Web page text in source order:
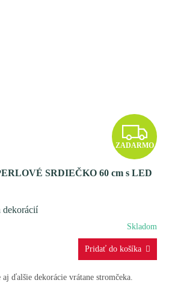
Z
A
D
R
M
ZADARMO
SRDIEČKO 60 cm s LED
dekorácií
Skladom
aj ďalšie dekorácie vrátane stromčeka.